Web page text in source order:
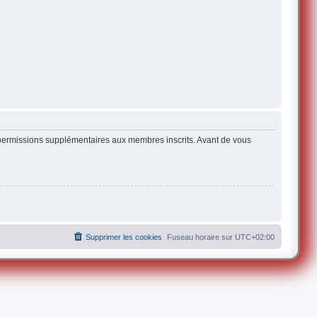
supplémentaires aux membres inscrits. Avant de vous
Fuseau horaire sur UTC+02:00
Supprimer les cookies